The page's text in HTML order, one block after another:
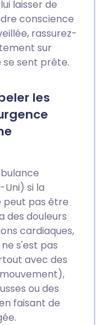
laisser de
conscience
rassurez-
sur
se sent prête.
les
Uni) si la
peut pas être
des douleurs
cardiaques,
s'est pas
avec des
ou des
faisant de